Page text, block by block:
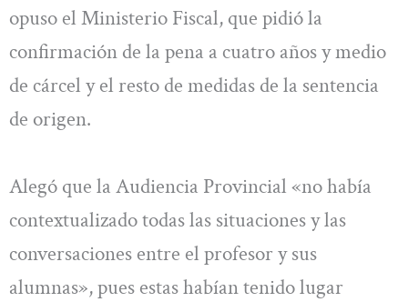
opuso el Ministerio Fiscal, que pidió la
confirmación de la pena a cuatro años y medio
de cárcel y el resto de medidas de la sentencia
de origen.
Alegó que la Audiencia Provincial «no había
contextualizado todas las situaciones y las
conversaciones entre el profesor y sus
alumnas», pues estas habían tenido lugar